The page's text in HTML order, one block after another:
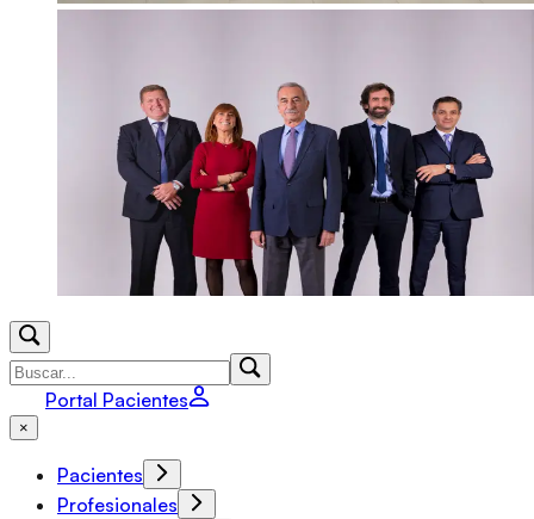
Portal Pacientes
×
Pacientes
Profesionales